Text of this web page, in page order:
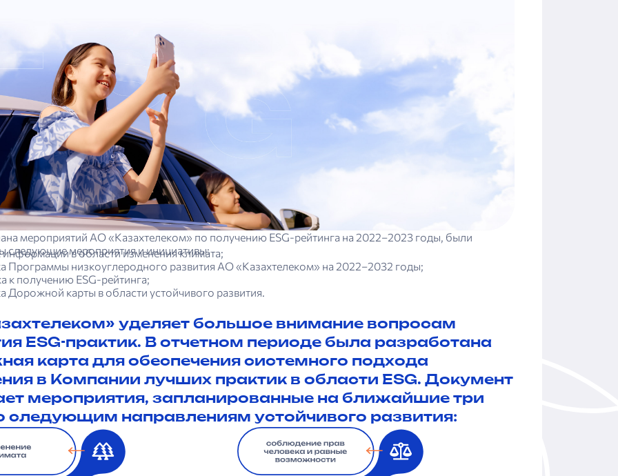
мероприятий АО «Казахтелеком» по получению ESG-рейтинга на 2022–2023 годы, были
следующие мероприятия и инициативы:
информации в области изменения климата;
Программы низкоуглеродного развития АО «Казахтелеком» на 2022–2032 годы;
к получению ESG-рейтинга;
Дорожной карты в области устойчивого развития.
уделяет большое внимание вопросам
ESG-практик. В отчетном периоде была разработана
карта для обеспечения системного подхода
в Компании лучших практик в области ESG. Документ
мероприятия, запланированные на ближайшие три
следующим направлениям устойчивого развития: